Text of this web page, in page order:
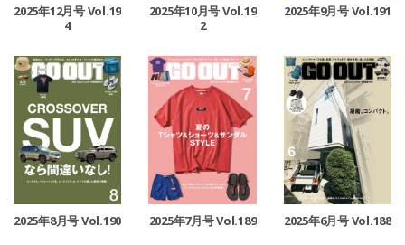
2025年12月号 Vol.19
4
2025年10月号 Vol.19
2
2025年9月号 Vol.191
2025年8月号 Vol.190 2025年7月号 Vol.189 2025年6月号 Vol.188